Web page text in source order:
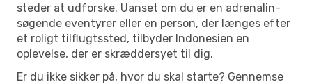
steder at udforske. Uanset om du er en adrenalin-
søgende eventyrer eller en person, der længes efter
et roligt tilflugtssted, tilbyder Indonesien en
oplevelse, der er skræddersyet til dig.
Er du ikke sikker på, hvor du skal starte? Gennemse